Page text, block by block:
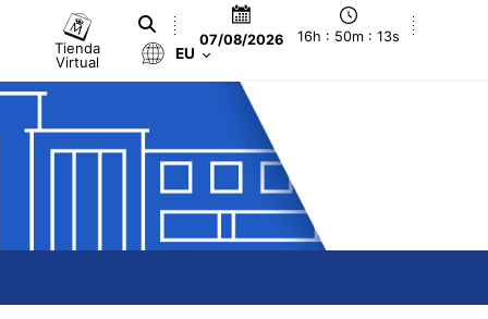
Tienda
Virtual
07/08/2026 16h : 50m : 14s
EU